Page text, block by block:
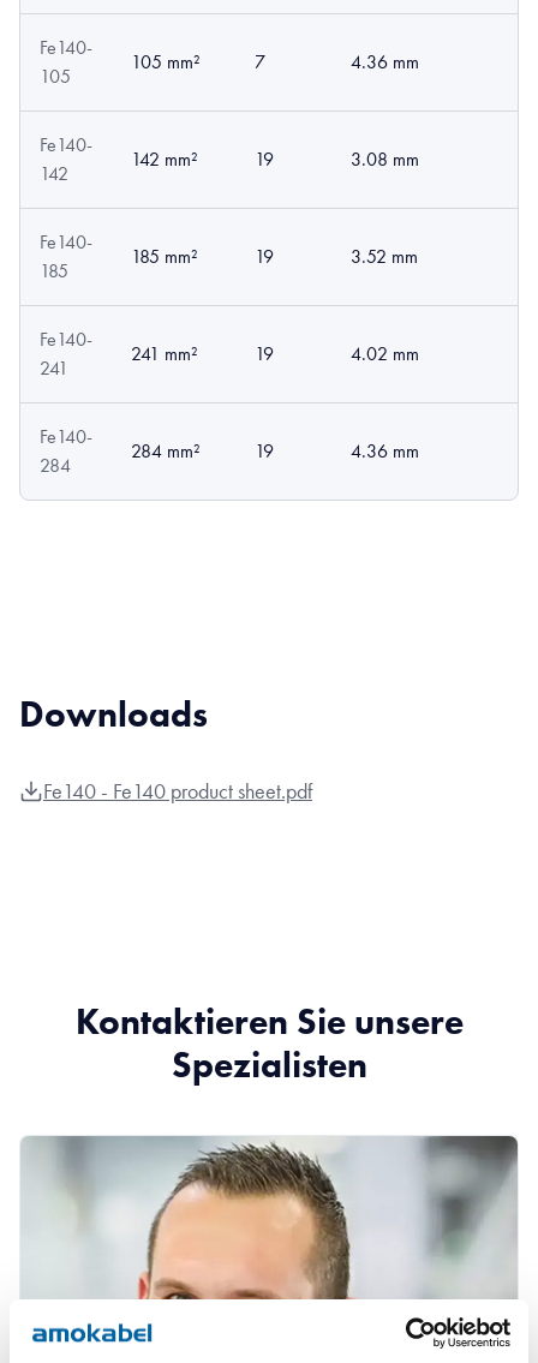
Fe140-
105
105 mm² 7 4.36 mm
Fe140-
142
142 mm² 19 3.08 mm
Fe140-
185
185 mm² 19 3.52 mm
Fe140-
241
241 mm² 19 4.02 mm
Fe140-
284
284 mm² 19 4.36 mm
Downloads
Fe140 - Fe140 product sheet.pdf
Kontaktieren Sie unsere
Spezialisten